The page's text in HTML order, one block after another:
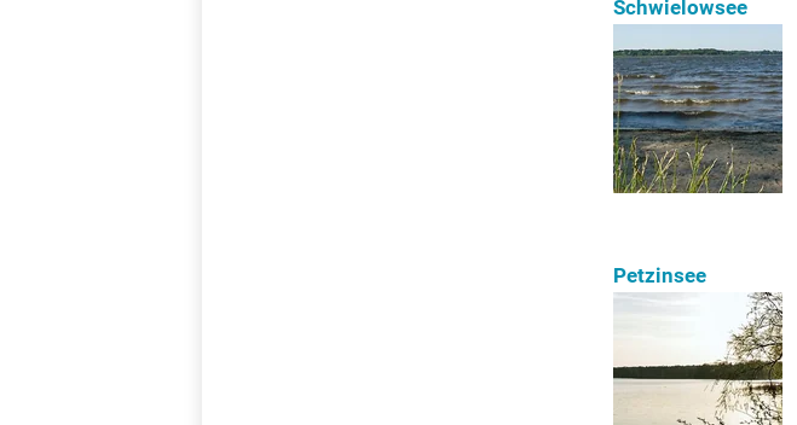
Schwielowsee
Petzinsee